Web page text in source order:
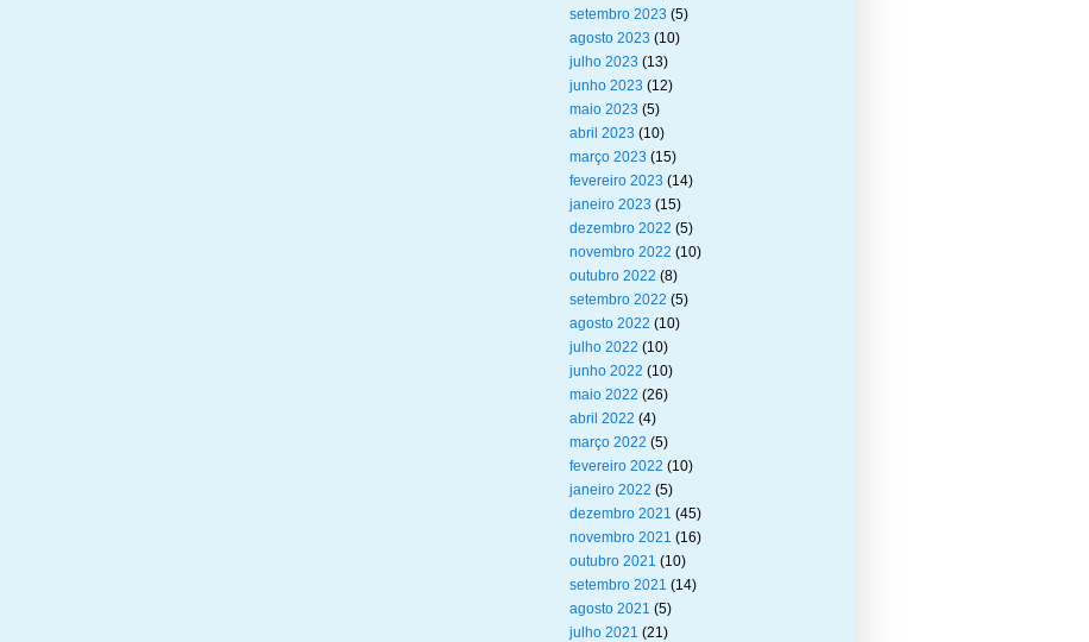
setembro 2023 (5)
agosto 2023 (10)
julho 2023 (13)
junho 2023 (12)
maio 2023 (5)
abril 2023 (10)
março 2023 (15)
fevereiro 2023 (14)
janeiro 2023 (15)
dezembro 2022 (5)
novembro 2022 (10)
outubro 2022 (8)
setembro 2022 (5)
agosto 2022 (10)
julho 2022 (10)
junho 2022 (10)
maio 2022 (26)
abril 2022 (4)
março 2022 (5)
fevereiro 2022 (10)
janeiro 2022 (5)
dezembro 2021 (45)
novembro 2021 (16)
outubro 2021 (10)
setembro 2021 (14)
agosto 2021 (5)
julho 2021 (21)